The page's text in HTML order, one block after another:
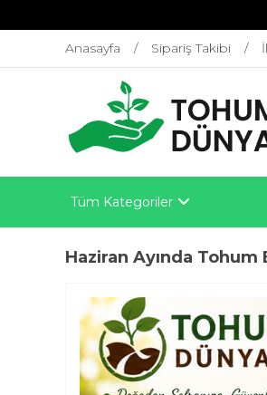
Anasayfa Sipariş Takibi
Tüm Kategoriler
Haziran Ayında